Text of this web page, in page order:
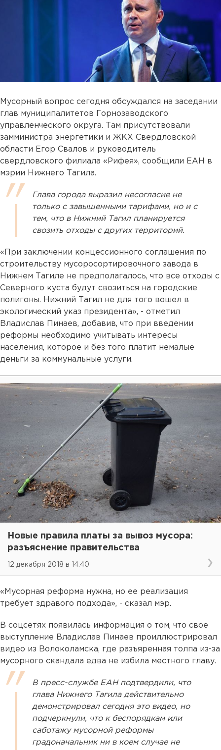
Мусорный вопрос сегодня обсуждался на заседании
глав муниципалитетов Горнозаводского
управленческого округа. Там присутствовали
замминистра энергетики и ЖКХ Свердловской
области Егор Свалов и руководитель
свердловского филиала «Рифея», сообщили ЕАН в
мэрии Нижнего Тагила.
Глава города выразил несогласие не
только с завышенными тарифами, но и с
тем, что в Нижний Тагил планируется
свозить отходы с других территорий.
«При заключении концессионного соглашения по
строительству мусоросортировочного завода в
Нижнем Тагиле не предполагалось, что все отходы с
Северного куста будут свозиться на городские
полигоны. Нижний Тагил не для того вошел в
экологический указ президента», - отметил
Владислав Пинаев, добавив, что при введении
реформы необходимо учитывать интересы
населения, которое и без того платит немалые
деньги за коммунальные услуги.
Новые правила платы за вывоз мусора:
разъяснение правительства
12 декабря 2018 в 14:40
«Мусорная реформа нужна, но ее реализация
требует здравого подхода», - сказал мэр.
В соцсетях появилась информация о том, что свое
выступление Владислав Пинаев проиллюстрировал
видео из Волоколамска, где разъяренная толпа из-за
мусорного скандала едва не избила местного главу.
В пресс-службе ЕАН подтвердили, что
глава Нижнего Тагила действительно
демонстрировал сегодня это видео, но
подчеркнули, что к беспорядкам или
саботажу мусорной реформы
градоначальник ни в коем случае не